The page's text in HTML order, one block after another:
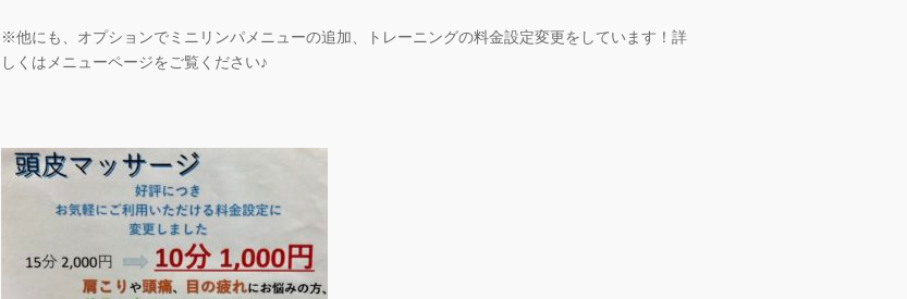
※他にも、オプションでミニリンパメニューの追加、トレーニングの料金設定変更をしています！詳
しくはメニューページをご覧ください♪